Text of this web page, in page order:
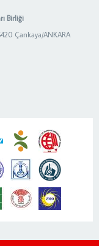
Birliği
Çankaya/ANKARA